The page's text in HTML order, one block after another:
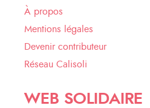
À propos
Mentions légales
Devenir contributeur
Réseau Calisoli
WEB SOLIDAIRE